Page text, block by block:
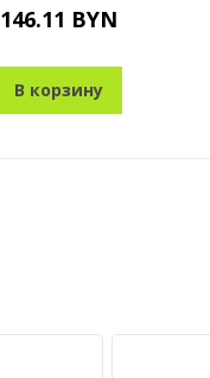
146.11 BYN
В корзину